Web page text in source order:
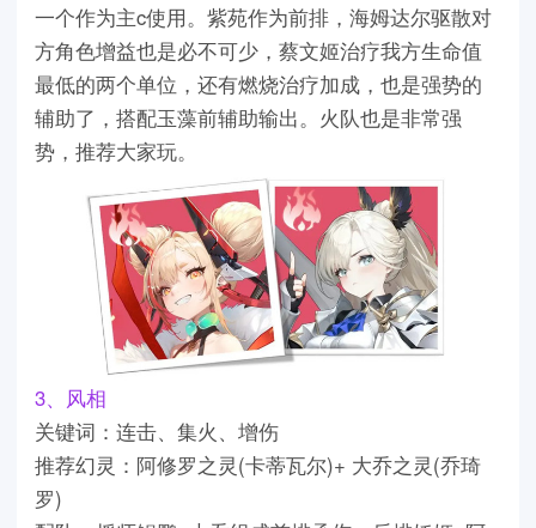
一个作为主c使用。紫苑作为前排，海姆达尔驱散对
方角色增益也是必不可少，蔡文姬治疗我方生命值
最低的两个单位，还有燃烧治疗加成，也是强势的
辅助了，搭配玉藻前辅助输出。火队也是非常强
势，推荐大家玩。
3、风相
关键词：连击、集火、增伤
推荐幻灵：阿修罗之灵(卡蒂瓦尔)+ 大乔之灵(乔琦
罗)